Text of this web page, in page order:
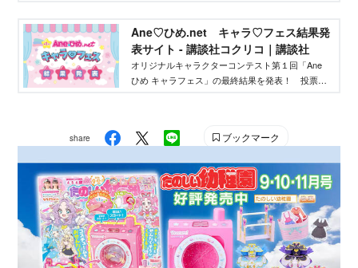
作りたいクリエイターを応援するイベントです！
Ane♡ひめ.net キャラ♡フェス結果発
表サイト - 講談社コクリコ｜講談社
オリジナルキャラクターコンテスト第１回「Ane
ひめ キャラフェス」の最終結果を発表！ 投票結
share ブックマーク